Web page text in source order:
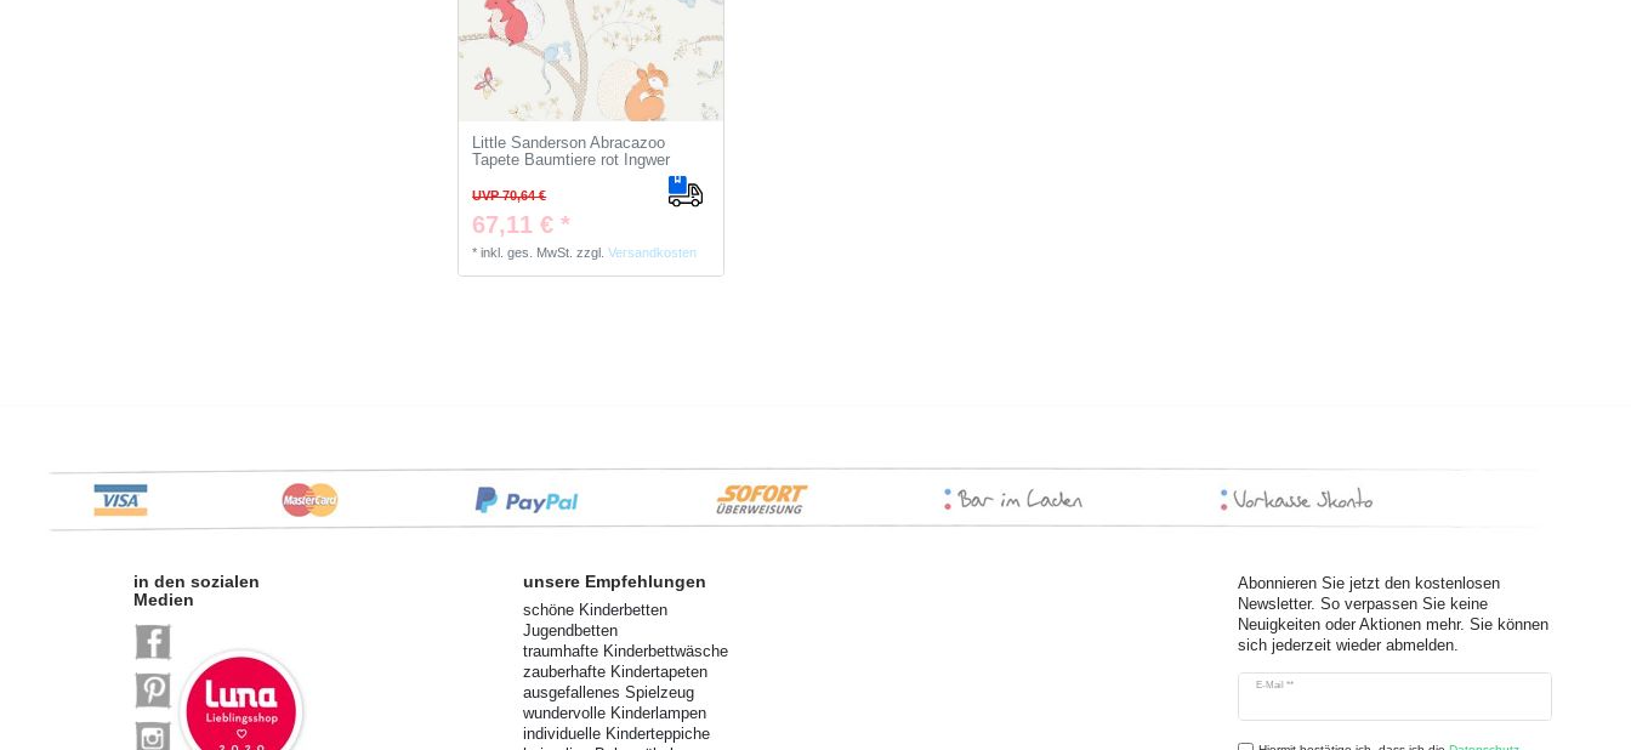
Little Sanderson Abracazoo
Tapete Baumtiere rot Ingwer
UVP 70,64 €
67,11 € *
*inkl. ges. MwSt. zzgl.Versandkosten
in den sozialen
Medien
unsere Empfehlungen
schöne Kinderbetten
Jugendbetten
traumhafte Kinderbettwäsche
zauberhafte Kindertapeten
ausgefallenes Spielzeug
wundervolle Kinderlampen
individuelle Kinderteppiche
Abonnieren Sie jetzt den kostenlosen
Newsletter. So verpassen Sie keine
Neuigkeiten oder Aktionen mehr. Sie können
sich jederzeit wieder abmelden.
E-Mail **
Newsletter